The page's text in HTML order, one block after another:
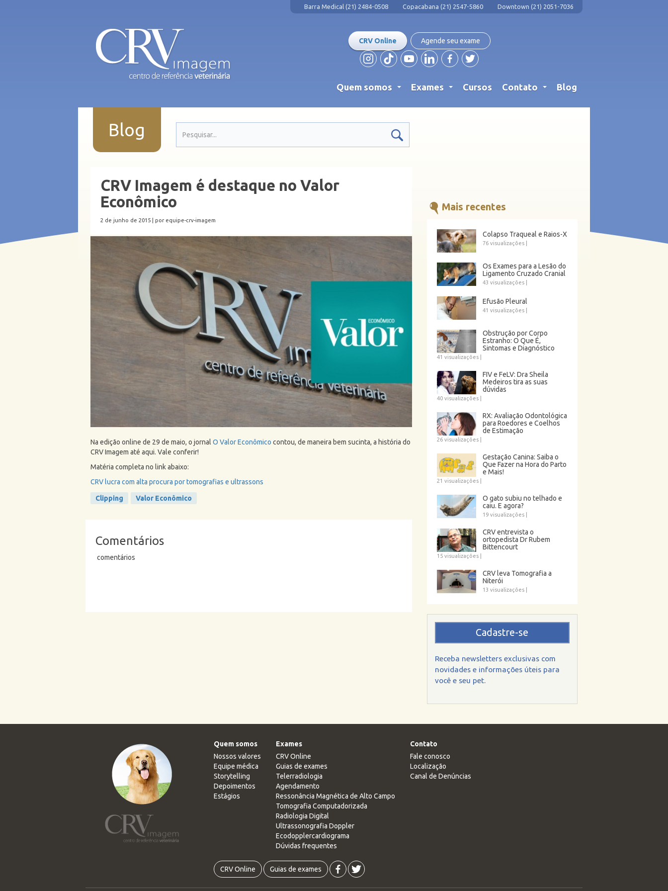
Barra Medical (21) 2484-0508 Copacabana (21) 2547-5860 Downtown (21) 2051-7036
CRV Online Agende seu exame
Quem somos Exames Cursos Contato Blog
Blog
CRV Imagem é destaque no Valor
Econômico
2 de junho de 2015 | por equipe-crv-imagem
Na edição online de 29 de maio, o jornal O Valor Econômico contou, de maneira bem sucinta, a história do
CRV Imagem até aqui. Vale conferir!
Matéria completa no link abaixo:
CRV lucra com alta procura por tomografias e ultrassons
Clipping Valor Econômico
Comentários
comentários
Mais recentes
Colapso Traqueal e Raios-X
76 visualizações|
Os Exames para a Lesão do
Ligamento Cruzado Cranial
43 visualizações|
Efusão Pleural
41 visualizações|
Obstrução por Corpo
Estranho: O Que É,
Sintomas e Diagnóstico
41 visualizações|
FIV e FeLV: Dra Sheila
Medeiros tira as suas
dúvidas
40 visualizações|
RX: Avaliação Odontológica
para Roedores e Coelhos
de Estimação
26 visualizações|
Gestação Canina: Saiba o
Que Fazer na Hora do Parto
e Mais!
21 visualizações|
O gato subiu no telhado e
caiu. E agora?
19 visualizações|
CRV entrevista o
ortopedista Dr Rubem
Bittencourt
15 visualizações|
CRV leva Tomografia a
Niterói
13 visualizações|
Cadastre-se
Receba newsletters exclusivas com
novidades e informações úteis para
você e seu pet.
Quem somos
Nossos valores
Equipe médica
Storytelling
Depoimentos
Estágios
Exames
CRV Online
Guias de exames
Telerradiologia
Agendamento
Ressonância Magnética de Alto Campo
Tomografia Computadorizada
Radiologia Digital
Ultrassonografia Doppler
Ecodopplercardiograma
Dúvidas frequentes
Contato
Fale conosco
Localização
Canal de Denúncias
CRV Online Guias de exames